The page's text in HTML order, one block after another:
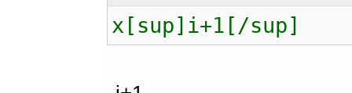
x[sup]i+1[/sup]